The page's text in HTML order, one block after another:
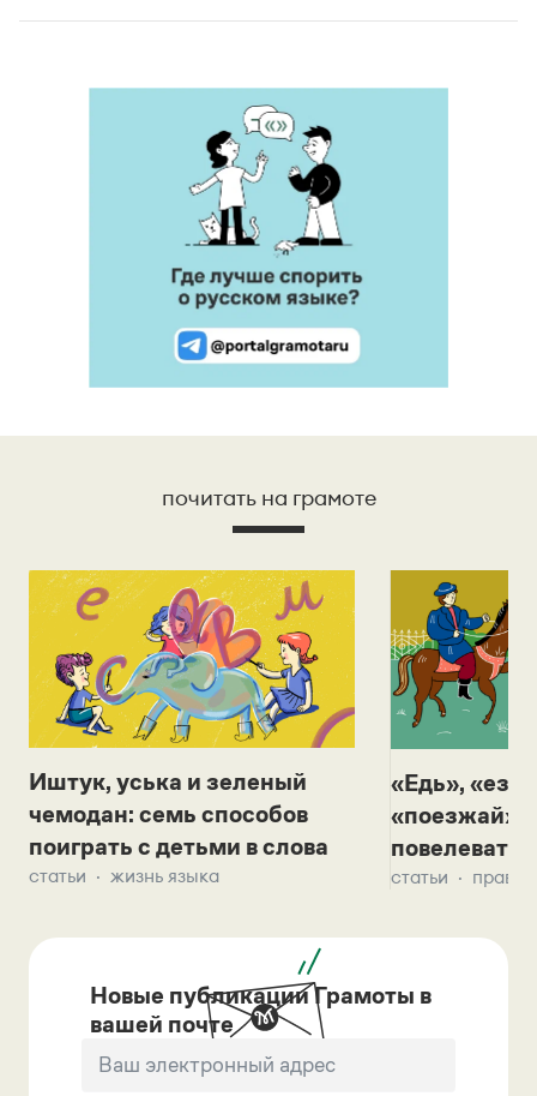
почитать на грамоте
Иштук, уська и зеленый
чемодан: семь способов
поиграть с детьми в слова
статьи жизнь языка
«Едь»,
«поезжай»?
повелевать
статьи
Новые публикации Грамоты в
вашей почте